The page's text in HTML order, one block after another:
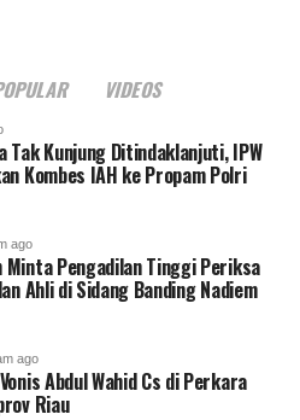
Utama PT Pertamina Galaila
Agustiawan.
Pasal 2 Ayat (1) atau
Tindak Pidana
untuk pengembangan
subscribe dan like di
dan Tik Tok.
kasih.
VIDEOS
Tak Kunjung Ditindaklanjuti, IPW
Kombes IAH ke Propam Polri
ago
Minta Pengadilan Tinggi Periksa
Ahli di Sidang Banding Nadiem
ago
Abdul Wahid Cs di Perkara
Riau